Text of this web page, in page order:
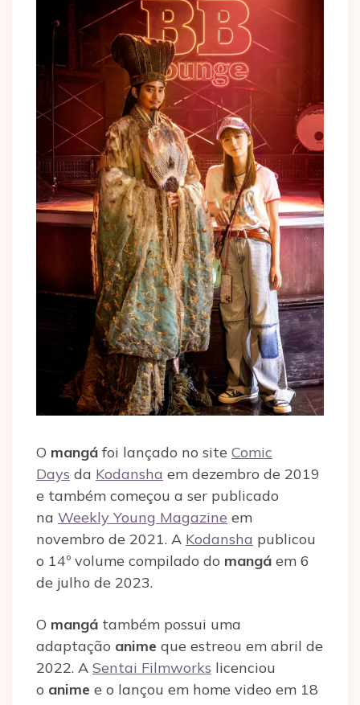
O mangá foi lançado no site Comic
Days da Kodansha em dezembro de 2019
e também começou a ser publicado
na Weekly Young Magazine em
novembro de 2021. A Kodansha publicou
o 14º volume compilado do mangá em 6
de julho de 2023.
O mangá também possui uma
adaptação anime que estreou em abril de
2022. A Sentai Filmworks licenciou
o anime e o lançou em home video em 18